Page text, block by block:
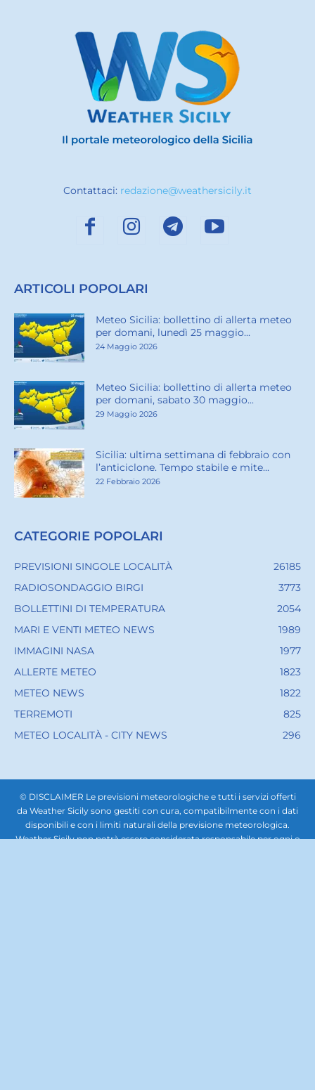
Contattaci: redazione@weathersicily.it
ARTICOLI POPOLARI
Meteo Sicilia: bollettino di allerta meteo
per domani, lunedì 25 maggio...
24 Maggio 2026
Meteo Sicilia: bollettino di allerta meteo
per domani, sabato 30 maggio...
29 Maggio 2026
Sicilia: ultima settimana di febbraio con
l’anticiclone. Tempo stabile e mite...
22 Febbraio 2026
CATEGORIE POPOLARI
PREVISIONI SINGOLE LOCALITÀ
26185
RADIOSONDAGGIO BIRGI
3773
BOLLETTINI DI TEMPERATURA
2054
MARI E VENTI METEO NEWS
1989
IMMAGINI NASA
1977
ALLERTE METEO
1823
METEO NEWS
1822
TERREMOTI
825
METEO LOCALITÀ - CITY NEWS
296
© DISCLAIMER Le previsioni meteorologiche e tutti i servizi offerti
da Weather Sicily sono gestiti con cura, compatibilmente con i dati
disponibili e con i limiti naturali della previsione meteorologica.
Weather Sicily non potrà essere considerata responsabile per ogni o